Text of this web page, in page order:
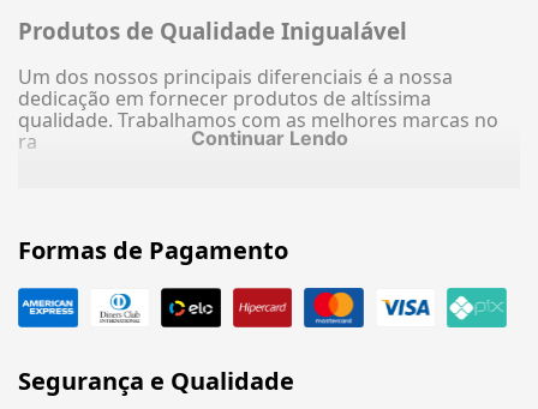
Produtos de Qualidade Inigualável
Um dos nossos principais diferenciais é a nossa
dedicação em fornecer produtos de altíssima
qualidade. Trabalhamos com as melhores marcas no
ra
Continuar Lendo
Formas de Pagamento
Segurança e Qualidade